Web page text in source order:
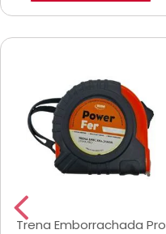
Trena Emborrachada Pro